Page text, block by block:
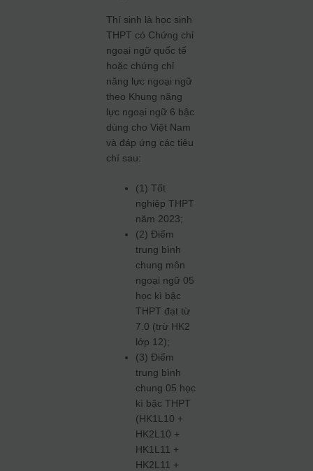
Thí sinh là học sinh
THPT có Chứng chỉ
ngoại ngữ quốc tế
hoặc chứng chỉ
năng lực ngoại ngữ
theo Khung năng
lực ngoại ngữ 6 bậc
dùng cho Việt Nam
và đáp ứng các tiêu
chí sau:
(1) Tốt
nghiệp THPT
năm 2023;
(2) Điểm
trung bình
chung môn
ngoại ngữ 05
học kì bậc
THPT đạt từ
7.0 (trừ HK2
lớp 12);
(3) Điểm
trung bình
chung 05 học
kì bậc THPT
(HK1L10 +
HK2L10 +
HK1L11 +
HK2L11 +